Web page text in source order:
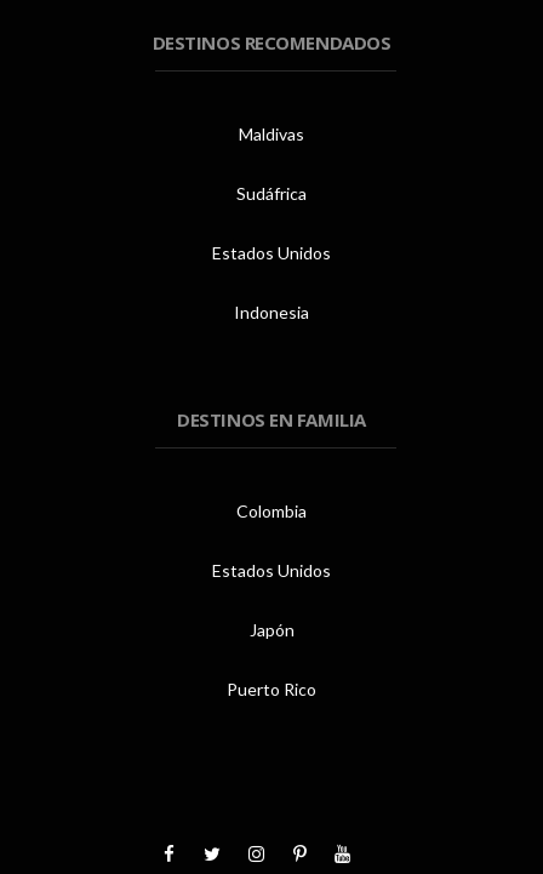
DESTINOS RECOMENDADOS
Maldivas
Sudáfrica
Estados Unidos
Indonesia
DESTINOS EN FAMILIA
Colombia
Estados Unidos
Japón
Puerto Rico